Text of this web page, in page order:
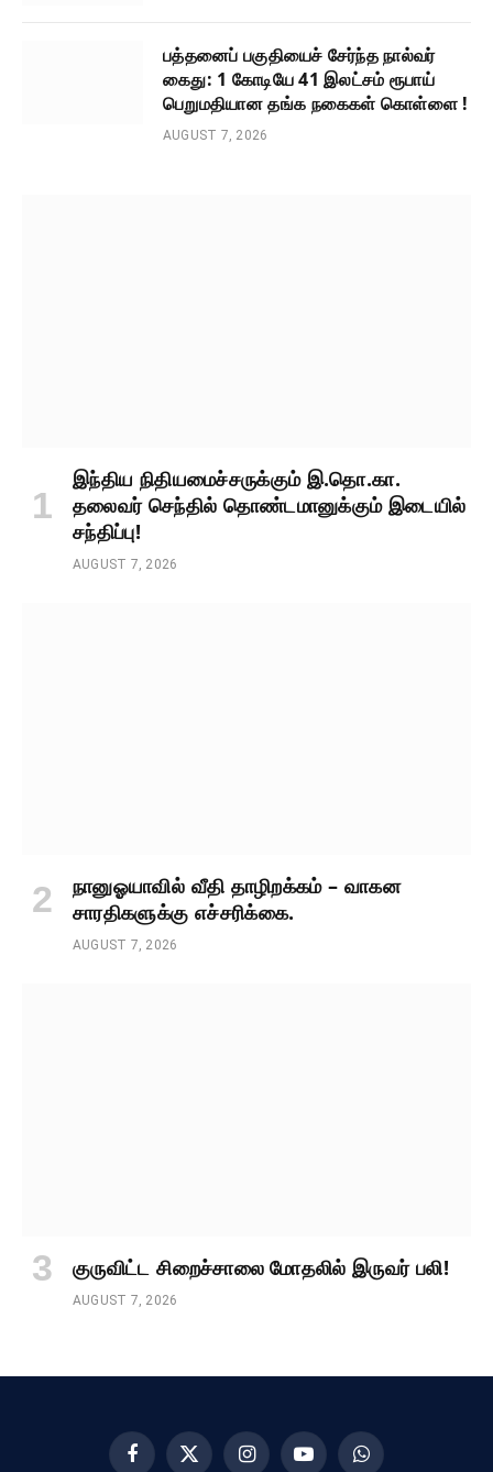
பத்தனைப் பகுதியைச் சேர்ந்த நால்வர்
கைது: 1 கோடியே 41 இலட்சம் ரூபாய்
பெறுமதியான தங்க நகைகள் கொள்ளை !
AUGUST 7, 2026
இந்திய நிதியமைச்சருக்கும் இ.தொ.கா.
தலைவர் செந்தில் தொண்டமானுக்கும் இடையில்
சந்திப்பு!
AUGUST 7, 2026
நானுஓயாவில் வீதி தாழிறக்கம் – வாகன
சாரதிகளுக்கு எச்சரிக்கை.
AUGUST 7, 2026
குருவிட்ட சிறைச்சாலை மோதலில் இருவர் பலி!
AUGUST 7, 2026
FacebookX InstagramYouTubeWhatsApp